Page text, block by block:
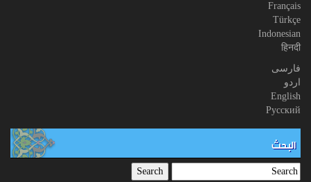
Français
Türkçe
Indonesian
हिनदी
فارسی
اردو
English
Русский
البحث